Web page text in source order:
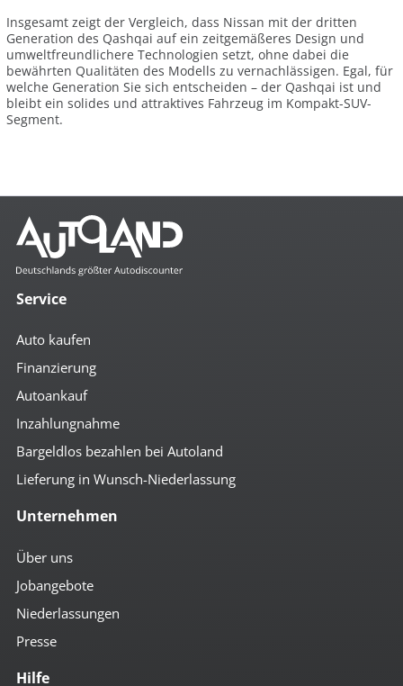
Insgesamt zeigt der Vergleich, dass Nissan mit der dritten
Generation des Qashqai auf ein zeitgemäßeres Design und
umweltfreundlichere Technologien setzt, ohne dabei die
bewährten Qualitäten des Modells zu vernachlässigen. Egal, für
welche Generation Sie sich entscheiden – der Qashqai ist und
bleibt ein solides und attraktives Fahrzeug im Kompakt-SUV-
Segment.
Service
Auto kaufen
Finanzierung
Autoankauf
Inzahlungnahme
Bargeldlos bezahlen bei Autoland
Lieferung in Wunsch-Niederlassung
Unternehmen
Über uns
Jobangebote
Niederlassungen
Presse
Hilfe